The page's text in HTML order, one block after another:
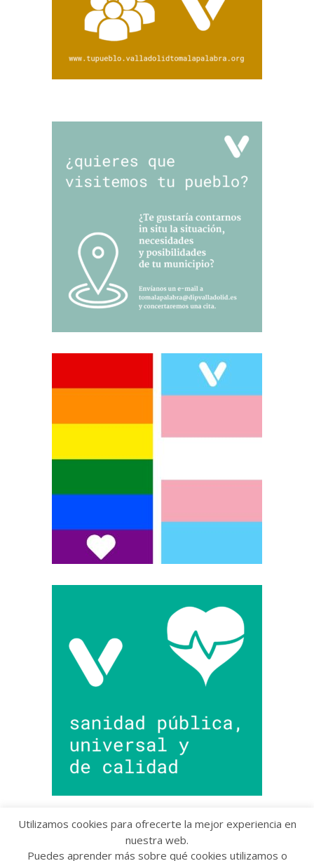
Copyright © 2022 Grupo Provincial Toma la Palabra
Utilizamos cookies para ofrecerte la mejor experiencia en
nuestra web.
Puedes aprender más sobre qué cookies utilizamos o